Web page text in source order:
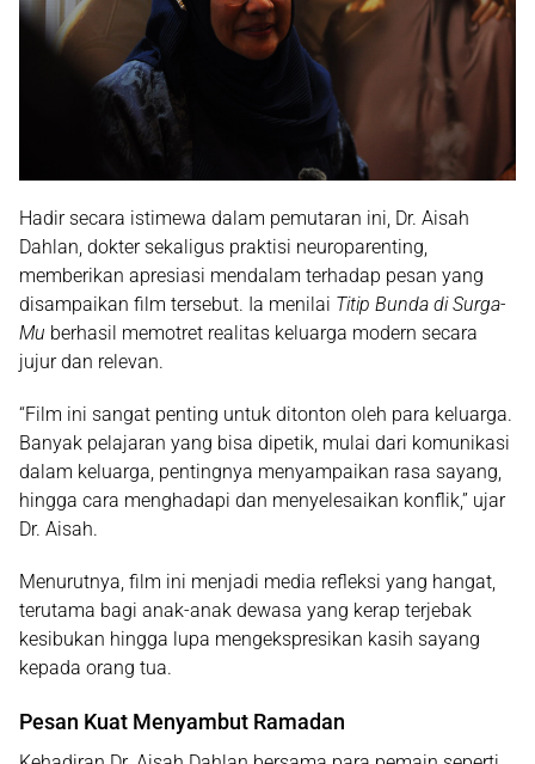
Hadir secara istimewa dalam pemutaran ini, Dr. Aisah
Dahlan , dokter sekaligus praktisi neuroparenting
memberikan apresiasi mendalam terhadap pesan yang
disampaikan film tersebut. Ia menilai Titip Bunda di Surga-
Mu berhasil memotret realitas keluarga modern secara
jujur dan relevan.
“Film ini sangat penting untuk ditonton oleh para keluarga.
Banyak pelajaran yang bisa dipetik, mulai dari komunikasi
dalam keluarga, pentingnya menyampaikan rasa sayang,
hingga cara menghadapi dan menyelesaikan konflik,” ujar
Dr. Aisah.
Menurutnya, film ini menjadi media refleksi yang hangat,
terutama bagi anak-anak dewasa yang kerap terjebak
kesibukan hingga lupa mengekspresikan kasih sayang
kepada orang tua.
Pesan Kuat Menyambut Ramadan